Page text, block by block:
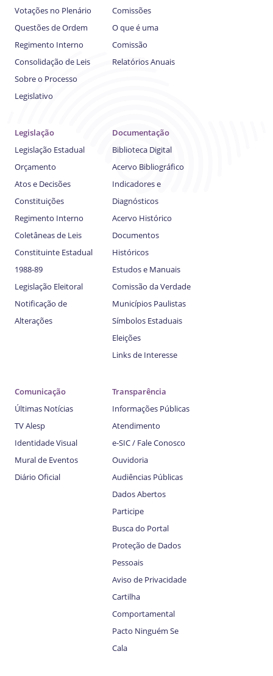
Votações no Plenário
Questões de Ordem
Regimento Interno
Consolidação de Leis
Sobre o Processo
Legislativo
Comissões
O que é uma
Comissão
Relatórios Anuais
Legislação
Legislação Estadual
Orçamento
Atos e Decisões
Constituições
Regimento Interno
Coletâneas de Leis
Constituinte Estadual
1988-89
Legislação Eleitoral
Notificação de
Alterações
Documentação
Biblioteca Digital
Acervo Bibliográfico
Indicadores e
Diagnósticos
Acervo Histórico
Documentos
Históricos
Estudos e Manuais
Comissão da Verdade
Municípios Paulistas
Símbolos Estaduais
Eleições
Links de Interesse
Comunicação
Últimas Notícias
TV Alesp
Identidade Visual
Mural de Eventos
Diário Oficial
Transparência
Informações Públicas
Atendimento
e-SIC / Fale Conosco
Ouvidoria
Audiências Públicas
Dados Abertos
Participe
Busca do Portal
Proteção de Dados
Pessoais
Aviso de Privacidade
Cartilha
Comportamental
Pacto Ninguém Se
Cala